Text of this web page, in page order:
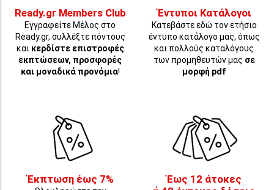
Ready.gr Members Club
Εγγραφείτε Μέλος στο
Ready.gr, συλλέξτε πόντους
και κερδίστε επιστροφές
εκπτώσεων, προσφορές
και μοναδικά προνόμια!
Έντυποι Κατάλογοι
Κατεβάστε εδώ τον ετήσιο
έντυπο κατάλογο μας, όπως
και πολλούς καταλόγους
των προμηθευτών μας σε
μορφή pdf
Έκπτωση έως 7%
Έως 12 άτοκες